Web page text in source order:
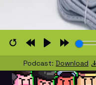
RestartRewind
10s
PlayForward
10s
Podcast: Download